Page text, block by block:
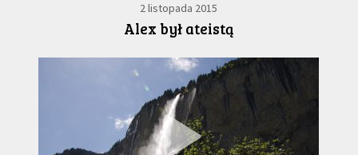
2 listopada 2015
Alex był ateistą